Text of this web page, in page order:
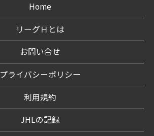
Home
リーグＨとは
お問い合せ
プライバシーポリシー
利用規約
JHLの記録